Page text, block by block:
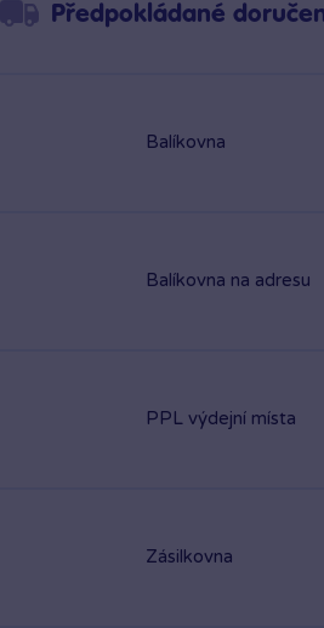
Předpokládané
Balíkovna
Balíkovna na adresu
PPL výdejní místa
Zásilkovna